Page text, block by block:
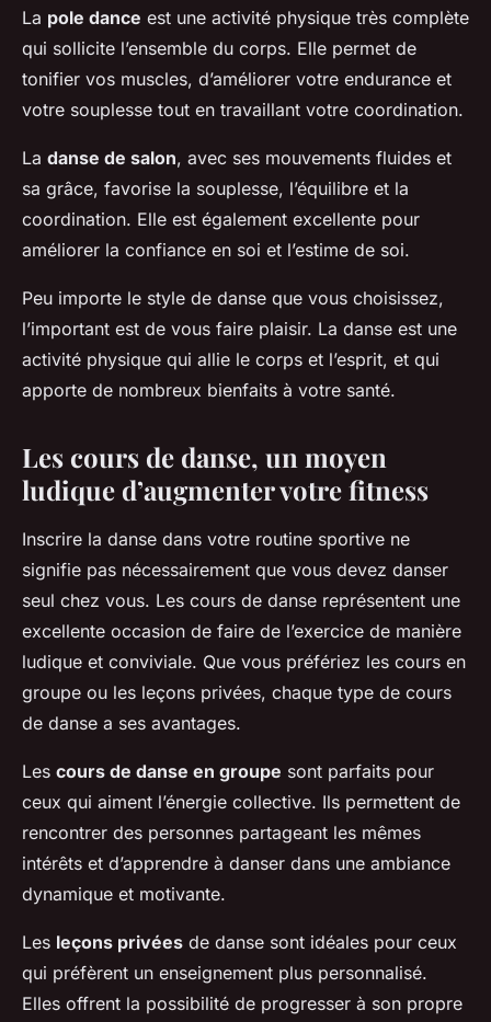
La pole dance est une activité physique très complète
qui sollicite l’ensemble du corps. Elle permet de
tonifier vos muscles, d’améliorer votre endurance et
votre souplesse tout en travaillant votre coordination.
La danse de salon, avec ses mouvements fluides et
sa grâce, favorise la souplesse, l’équilibre et la
coordination. Elle est également excellente pour
améliorer la confiance en soi et l’estime de soi.
Peu importe le style de danse que vous choisissez,
l’important est de vous faire plaisir. La danse est une
activité physique qui allie le corps et l’esprit, et qui
apporte de nombreux bienfaits à votre santé.
Les cours de danse, un moyen
ludique d’augmenter votre fitness
Inscrire la danse dans votre routine sportive ne
signifie pas nécessairement que vous devez danser
seul chez vous. Les cours de danse représentent une
excellente occasion de faire de l’exercice de manière
ludique et conviviale. Que vous préfériez les cours en
groupe ou les leçons privées, chaque type de cours
de danse a ses avantages.
Les cours de danse en groupe sont parfaits pour
ceux qui aiment l’énergie collective. Ils permettent de
rencontrer des personnes partageant les mêmes
intérêts et d’apprendre à danser dans une ambiance
dynamique et motivante.
Les leçons privées de danse sont idéales pour ceux
qui préfèrent un enseignement plus personnalisé.
Elles offrent la possibilité de progresser à son propre